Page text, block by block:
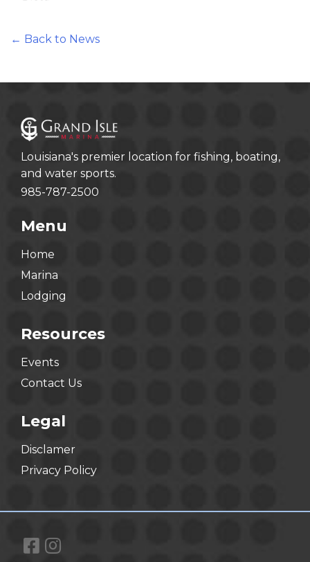
← Back to News
Louisiana's premier location for fishing, boating,
and water sports.
985-787-2500
Menu
Home
Marina
Lodging
Resources
Events
Contact Us
Legal
Disclamer
Privacy Policy